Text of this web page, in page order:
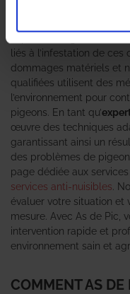
professionnels en
liés à l’infestation de
dommages matériels et
qualifiées utilisent des
l’environnement pour
pigeons. En tant qu’
œuvre des techniques
garantissant ainsi un
des problèmes de
page dédiée aux
services anti-nuisibles .
évaluer votre situation et
mesure. Avec As de Pic,
intervention rapide et
environnement sain et
COMMENT AS DE